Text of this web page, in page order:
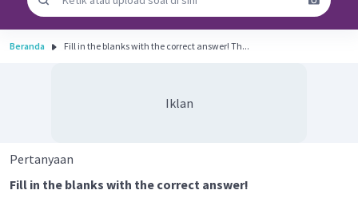
Beranda Fill in the blanks with the correct answer! Th...
Iklan
Pertanyaan
Fill in the blanks with the correct answer!